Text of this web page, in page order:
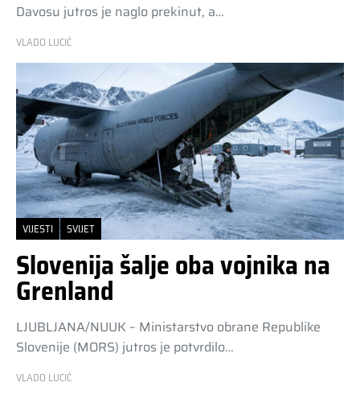
Davosu jutros je naglo prekinut, a…
VLADO LUCIĆ
VIJESTI SVIJET
Slovenija šalje oba vojnika na
Grenland
LJUBLJANA/NUUK – Ministarstvo obrane Republike
Slovenije (MORS) jutros je potvrdilo…
VLADO LUCIĆ